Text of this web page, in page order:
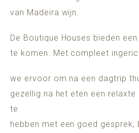
van Madeira wijn.
De Boutique Houses bieden
te komen. Met compleet
we ervoor om na een dagtrip
gezellig na het eten een
te
hebben met een goed